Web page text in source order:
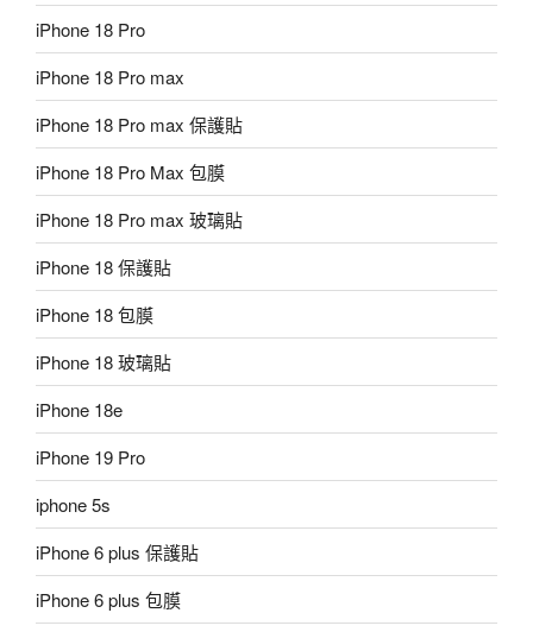
iPhone 18 Pro
iPhone 18 Pro max
iPhone 18 Pro max 保護貼
iPhone 18 Pro Max 包膜
iPhone 18 Pro max 玻璃貼
iPhone 18 保護貼
iPhone 18 包膜
iPhone 18 玻璃貼
iPhone 18e
iPhone 19 Pro
iphone 5s
iPhone 6 plus 保護貼
iPhone 6 plus 包膜